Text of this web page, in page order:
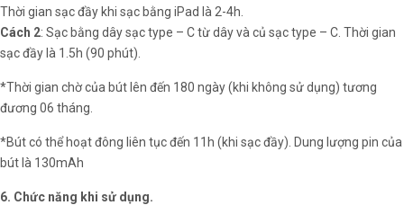
Thời gian sạc đầy khi sạc bằng iPad là 2-4h.
Cách 2: Sạc bằng dây sạc type – C từ dây và củ sạc type – C. Thời gian
sạc đầy là 1.5h (90 phút).
*Thời gian chờ của bút lên đến 180 ngày (khi không sử dụng) tương
đương 06 tháng.
*Bút có thể hoạt đông liên tục đến 11h (khi sạc đầy). Dung lượng pin của
bút là 130mAh
6. Chức năng khi sử dụng.